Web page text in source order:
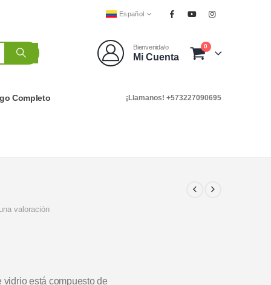
Español
Bienvenida/o
Mi Cuenta
0
Completo ¡Llamanos! +573227090695
valoración
vidrio está compuesto de